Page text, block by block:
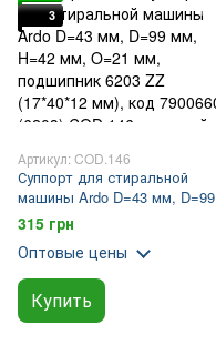
3
Артикул: COD.146
Суппорт для стиральной
машины Ardo D=43 мм, D=99
мм, H=42 мм, O=21 мм,
подшипник 6203 ZZ (17*40*12
мм), код 79006600 (6203)
315 грн
Оптовые цены
Купить